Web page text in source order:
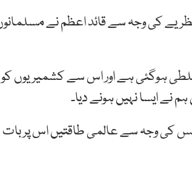
نظریے کی وجہ سے قائد اعظم نے
ہوگئی ہے اور اس سے کشمیریوں کو
نے ایسا نہیں ہونے دیا۔
کی وجہ سے عالمی طاقتیں اس پر بات